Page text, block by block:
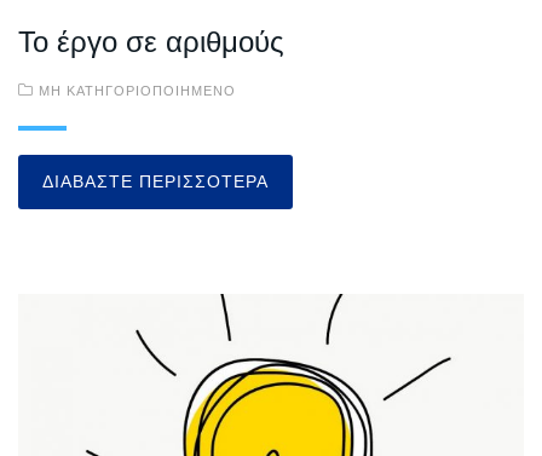
Το έργο σε αριθμούς
ΜΗ ΚΑΤΗΓΟΡΙΟΠΟΙΗΜΈΝΟ
ΔΙΑΒΆΣΤΕ ΠΕΡΙΣΣΌΤΕΡΑ